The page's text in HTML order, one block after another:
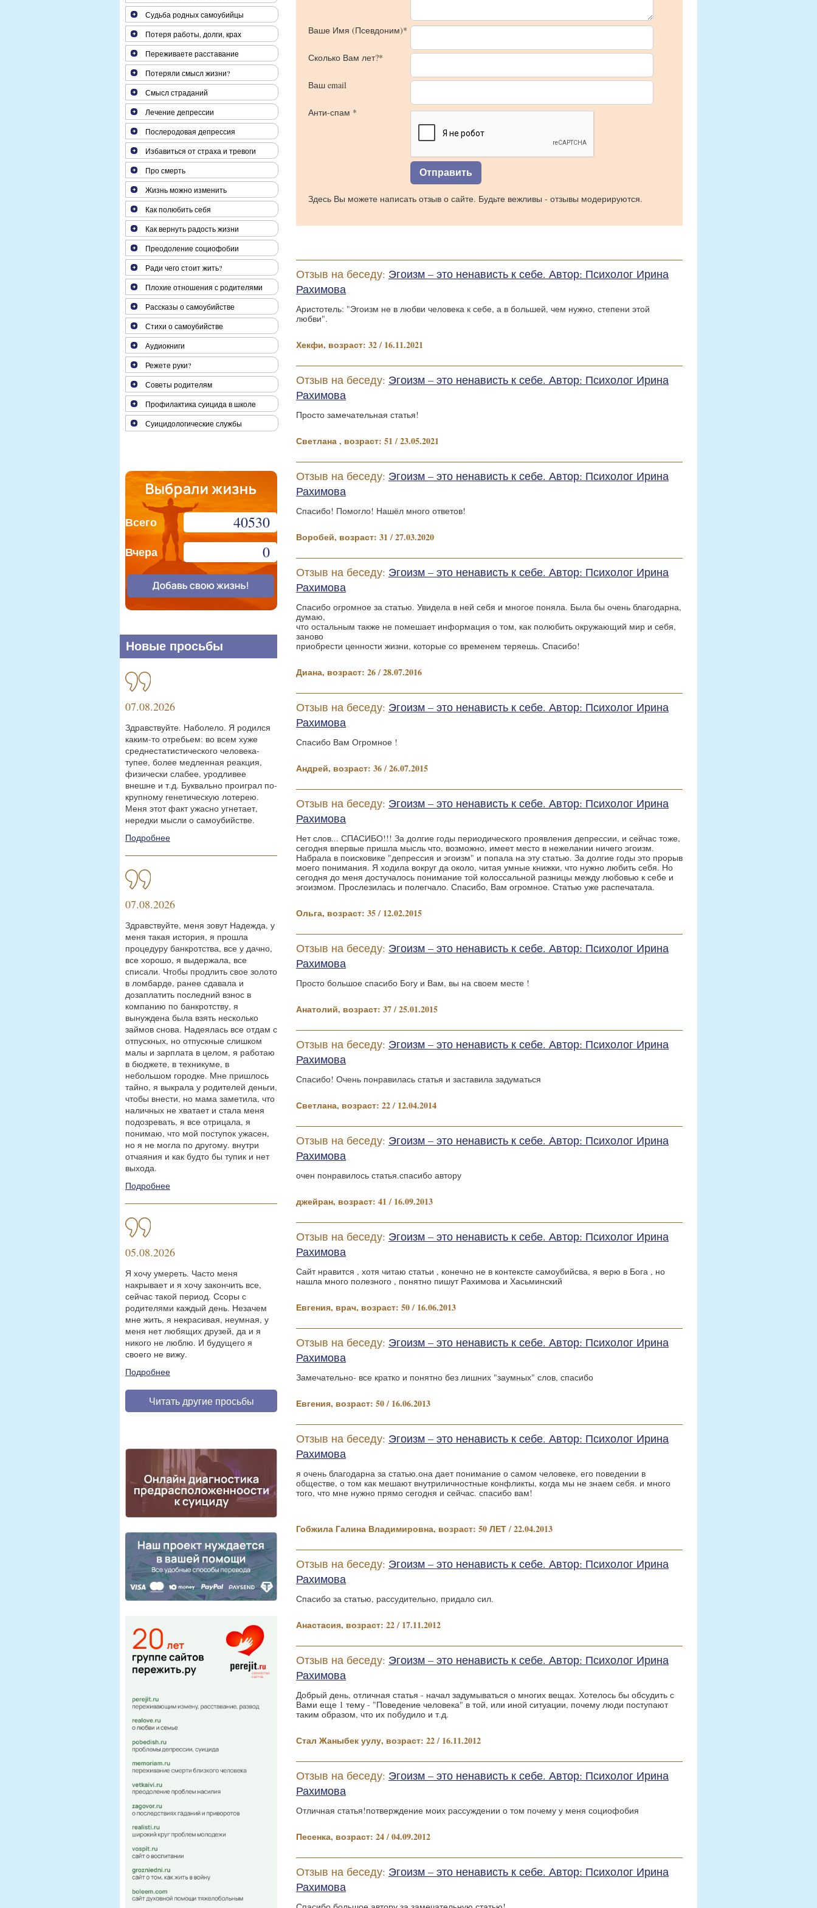
Ваше Имя (Псевдоним)*
Сколько Вам лет?*
Ваш email
Анти-спам *
Здесь Вы можете написать отзыв о сайте. Будьте вежливы - отзывы модерируются.
Отзыв на беседу: Эгоизм – это ненависть к себе. Автор: Психолог Ирина
Рахимова
Аристотель: "Эгоизм не в любви человека к себе, а в большей, чем нужно, степени этой
любви".
Хекфи, возраст: 32 / 16.11.2021
Отзыв на беседу: Эгоизм – это ненависть к себе. Автор: Психолог Ирина
Рахимова
Просто замечательная статья!
Светлана , возраст: 51 / 23.05.2021
Отзыв на беседу: Эгоизм – это ненависть к себе. Автор: Психолог Ирина
Рахимова
Спасибо! Помогло! Нашёл много ответов!
Воробей, возраст: 31 / 27.03.2020
Отзыв на беседу: Эгоизм – это ненависть к себе. Автор: Психолог Ирина
Рахимова
Спасибо огромное за статью. Увидела в ней себя и многое поняла. Была бы очень благодарна,
думаю,
что остальным также не помешает информация о том, как полюбить окружающий мир и себя,
заново
приобрести ценности жизни, которые со временем теряешь. Спасибо!
Диана, возраст: 26 / 28.07.2016
Отзыв на беседу: Эгоизм – это ненависть к себе. Автор: Психолог Ирина
Рахимова
Спасибо Вам Огромное !
Андрей, возраст: 36 / 26.07.2015
Отзыв на беседу: Эгоизм – это ненависть к себе. Автор: Психолог Ирина
Рахимова
Нет слов... СПАСИБО!!! За долгие годы периодического проявления депрессии, и сейчас тоже,
сегодня впервые пришла мысль что, возможно, имеет место в нежелании ничего эгоизм.
Набрала в поисковике "депрессия и эгоизм" и попала на эту статью. За долгие годы это прорыв
моего понимания. Я ходила вокруг да около, читая умные книжки, что нужно любить себя. Но
сегодня до меня достучалось понимание той колоссальной разницы между любовью к себе и
эгоизмом. Прослезилась и полегчало. Спасибо, Вам огромное. Статью уже распечатала.
Ольга, возраст: 35 / 12.02.2015
Отзыв на беседу: Эгоизм – это ненависть к себе. Автор: Психолог Ирина
Рахимова
Просто большое спасибо Богу и Вам, вы на своем месте !
Анатолий, возраст: 37 / 25.01.2015
Отзыв на беседу: Эгоизм – это ненависть к себе. Автор: Психолог Ирина
Рахимова
Спасибо! Очень понравилась статья и заставила задуматься
Светлана, возраст: 22 / 12.04.2014
Отзыв на беседу: Эгоизм – это ненависть к себе. Автор: Психолог Ирина
Рахимова
очен понравилось статья.спасибо автору
джейран, возраст: 41 / 16.09.2013
Отзыв на беседу: Эгоизм – это ненависть к себе. Автор: Психолог Ирина
Рахимова
Сайт нравится , хотя читаю статьи , конечно не в контексте самоубийсва, я верю в Бога , но
нашла много полезного , понятно пишут Рахимова и Хасьминский
Евгения, врач, возраст: 50 / 16.06.2013
Отзыв на беседу: Эгоизм – это ненависть к себе. Автор: Психолог Ирина
Рахимова
Замечательно- все кратко и понятно без лишних "заумных" слов, спасибо
Евгения, возраст: 50 / 16.06.2013
Отзыв на беседу: Эгоизм – это ненависть к себе. Автор: Психолог Ирина
Рахимова
я очень благодарна за статью.она дает понимание о самом человеке, его поведении в
обществе, о том как мешают внутриличностные конфликты, когда мы не знаем себя. и много
того, что мне нужно прямо сегодня и сейчас. спасибо вам!
Гобжила Галина Владимировна, возраст: 50 ЛЕТ / 22.04.2013
Отзыв на беседу: Эгоизм – это ненависть к себе. Автор: Психолог Ирина
Рахимова
Спасибо за статью, рассудительно, придало сил.
Анастасия, возраст: 22 / 17.11.2012
Отзыв на беседу: Эгоизм – это ненависть к себе. Автор: Психолог Ирина
Рахимова
Добрый день, отличная статья - начал задумываться о многих вещах. Хотелось бы обсудить с
Вами еще 1 тему - "Поведение человека" в той, или иной ситуации, почему люди поступают
таким образом, что их побудило и т.д.
Стал Жаныбек уулу, возраст: 22 / 16.11.2012
Отзыв на беседу: Эгоизм – это ненависть к себе. Автор: Психолог Ирина
Рахимова
Отличная статья!потверждение моих рассуждении о том почему у меня социофобия
Песенка, возраст: 24 / 04.09.2012
Отзыв на беседу: Эгоизм – это ненависть к себе. Автор: Психолог Ирина
Рахимова
Судьба родных самоубийцы
Потеря работы, долги, крах
Переживаете расставание
Потеряли смысл жизни?
Смысл страданий
Лечение депрессии
Послеродовая депрессия
Избавиться от страха и тревоги
Про смерть
Жизнь можно изменить
Как полюбить себя
Как вернуть радость жизни
Преодоление социофобии
Ради чего стоит жить?
Плохие отношения с родителями
Рассказы о самоубийстве
Стихи о самоубийстве
Аудиокниги
Режете руки?
Советы родителям
Профилактика суицида в школе
Суицидологические службы
Всего 40530
Вчера 0
Новые просьбы
07.08.2026
Здравствуйте. Наболело. Я родился
каким-то отребьем: во всем хуже
среднестатистического человека-
тупее, более медленная реакция,
физически слабее, уродливее
внешне и т.д. Буквально проиграл по-
крупному генетическую лотерею.
Меня этот факт ужасно угнетает,
нередки мысли о самоубийстве.
Подробнее
07.08.2026
Здравствуйте, меня зовут Надежда, у
меня такая история, я прошла
процедуру банкротства, все у дачно,
все хорошо, я выдержала, все
списали. Чтобы продлить свое золото
в ломбарде, ранее сдавала и
дозаплатить последний взнос в
компанию по банкротству, я
вынуждена была взять несколько
займов снова. Надеялась все отдам с
отпускных, но отпускные слишком
малы и зарплата в целом, я работаю
в бюджете, в техникуме, в
небольшом городке. Мне пришлось
тайно, я выкрала у родителей деньги,
чтобы внести, но мама заметила, что
наличных не хватает и стала меня
подозревать, я все отрицала, я
понимаю, что мой поступок ужасен,
но я не могла по другому. внутри
отчаяния и как будто бы тупик и нет
выхода.
Подробнее
05.08.2026
Я хочу умереть. Часто меня
накрывает и я хочу закончить все,
сейчас такой период. Ссоры с
родителями каждый день. Незачем
мне жить, я некрасивая, неумная, у
меня нет любящих друзей, да и я
никого не люблю. И будущего я
своего не вижу.
Подробнее
Читать другие просьбы